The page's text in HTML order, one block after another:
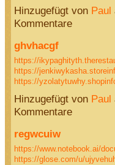
Hinzugefügt von Paul
Kommentare
ghvhacgf
https://
https://
https://
Hinzugefügt von Paul
Kommentare
regwcuiw
https://www.notebook.ai/
https://glose.com/u/